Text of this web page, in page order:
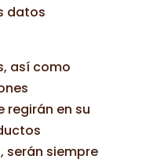
datos
así como
regirán en su
serán siempre